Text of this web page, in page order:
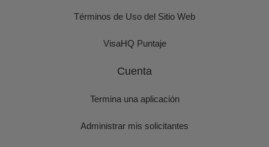
Términos de Uso del Sitio Web
VisaHQ Puntaje
Cuenta
Termina una aplicación
Administrar mis solicitantes